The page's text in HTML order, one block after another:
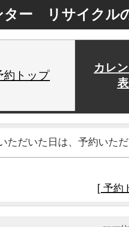
ター リサイクル
約トップ
カレ
ただいた日は、予約いた
[ 予約